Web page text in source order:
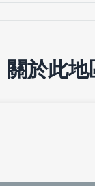
關於此地